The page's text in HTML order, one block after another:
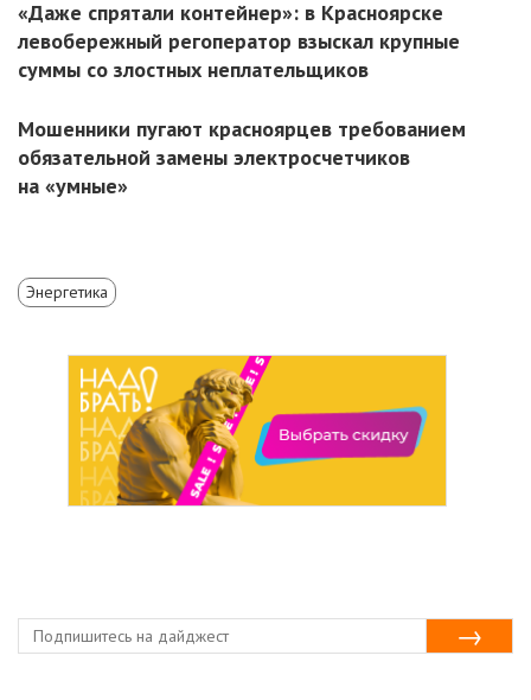
«Даже спрятали контейнер»: в Красноярске
левобережный регоператор взыскал крупные
суммы со злостных неплательщиков
Мошенники пугают красноярцев требованием
обязательной замены электросчетчиков
на «умные»
Энергетика